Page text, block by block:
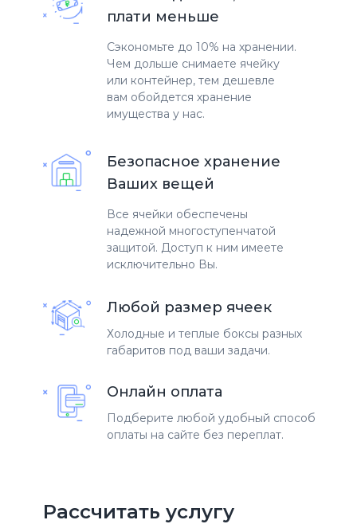
плати меньше
Сэкономьте до 10% на хранении.
Чем дольше снимаете ячейку
или контейнер, тем дешевле
вам обойдется хранение
имущества у нас.
Безопасное хранение
Ваших вещей
Все ячейки обеспечены
надежной многоступенчатой
защитой. Доступ к ним имеете
исключительно Вы.
Любой размер ячеек
Холодные и теплые боксы разных
габаритов под ваши задачи.
Онлайн оплата
Подберите любой удобный способ
оплаты на сайте без переплат.
Рассчитать услугу